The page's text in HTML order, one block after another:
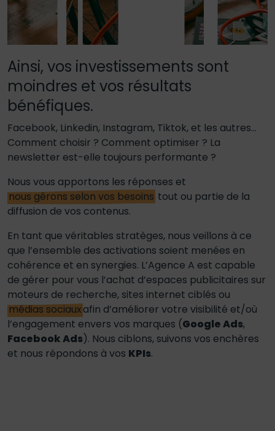
Ainsi, vos investissements sont
moindres et vos résultats
bénéfiques.
Facebook, Linkedin, Instagram, Tiktok, et les autres…
Comment choisir ? Comment optimiser ? La
newsletter est-elle toujours performante ?
Nous vous apportons les réponses et
nous gérons selon vos besoins tout ou partie de la
diffusion de vos contenus.
En tant que véritables stratèges, nous veillons à ce
que l’ensemble des activations soient menées en
cohérence et en synergies. L’Agence A est capable
de gérer pour vous l’achat d’espaces publicitaires sur
moteurs de recherche, sites internet ciblés ou
médias sociauxafin d’améliorer votre visibilité et/où
l’engagement envers vos marques (Google Ads,
Facebook Ads). Nous ciblons, suivons vos enchères
et nous répondons à vos KPIs.